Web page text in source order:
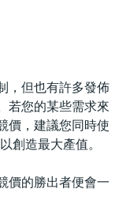
，但也有許多發佈
若您的某些需求來
價，建議您同時使
創造最大產值。
價的勝出者便會一